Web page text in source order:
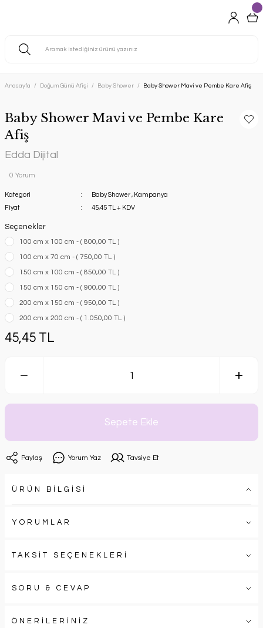
Anasayfa Doğum Günü Afişi Baby Shower Baby Shower Mavi ve Pembe Kare Afiş
Baby Shower Mavi ve Pembe Kare
Afiş
Edda Dijital
0 Yorum
Kategori Baby Shower , Kampanya
Fiyat
45,45 TL + KDV
Seçenekler
100 cm x 100 cm - ( 800,00 TL )
100 cm x 70 cm - ( 750,00 TL )
150 cm x 100 cm - ( 850,00 TL )
150 cm x 150 cm - ( 900,00 TL )
200 cm x 150 cm - ( 950,00 TL )
200 cm x 200 cm - ( 1.050,00 TL )
45,45 TL
Sepete Ekle
Paylaş Yorum Yaz Tavsiye Et
ÜRÜN BİLGİSİ
YORUMLAR
TAKSİT SEÇENEKLERİ
SORU & CEVAP
ÖNERİLERİNİZ